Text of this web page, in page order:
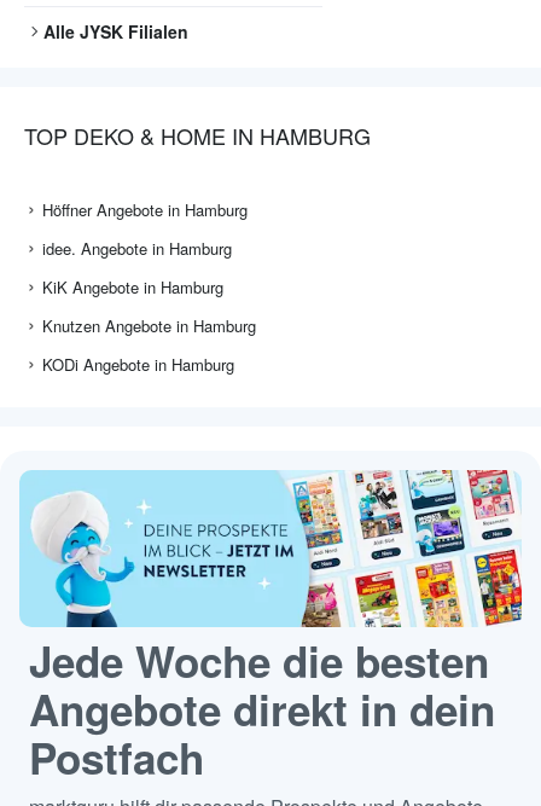
Alle JYSK Filialen
TOP DEKO & HOME IN HAMBURG
Höffner Angebote in Hamburg
idee. Angebote in Hamburg
KiK Angebote in Hamburg
Knutzen Angebote in Hamburg
KODi Angebote in Hamburg
Jede Woche die besten
Angebote direkt in dein
Postfach